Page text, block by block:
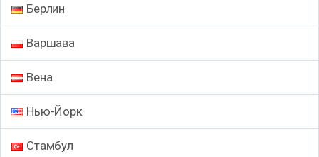
Берлин
Варшава
Вена
Нью-Йорк
Стамбул